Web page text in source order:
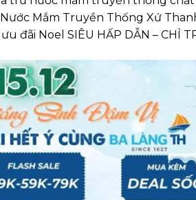
Nước Mắm Truyền Thống Xứ
đãi Noel SIÊU HẤP DẪN – CHỈ